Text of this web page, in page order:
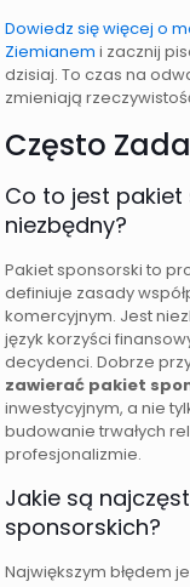
Dowiedz się więcej o
Ziemianem i zacznij
dzisiaj. To czas na
zmieniają
Często
Co to jest
niezbędny?
Pakiet sponsorski to
definiuje zasady
komercyjnym. Jest
język korzyści
decydenci. Dobrze
zawierać pakiet
inwestycyjnym, a nie
budowanie trwałych
profesjonalizmie.
Jakie są
sponsorskich?
Największym błędem